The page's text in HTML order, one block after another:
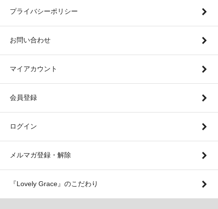
プライバシーポリシー
お問い合わせ
マイアカウント
会員登録
ログイン
メルマガ登録・解除
『Lovely Grace』のこだわり